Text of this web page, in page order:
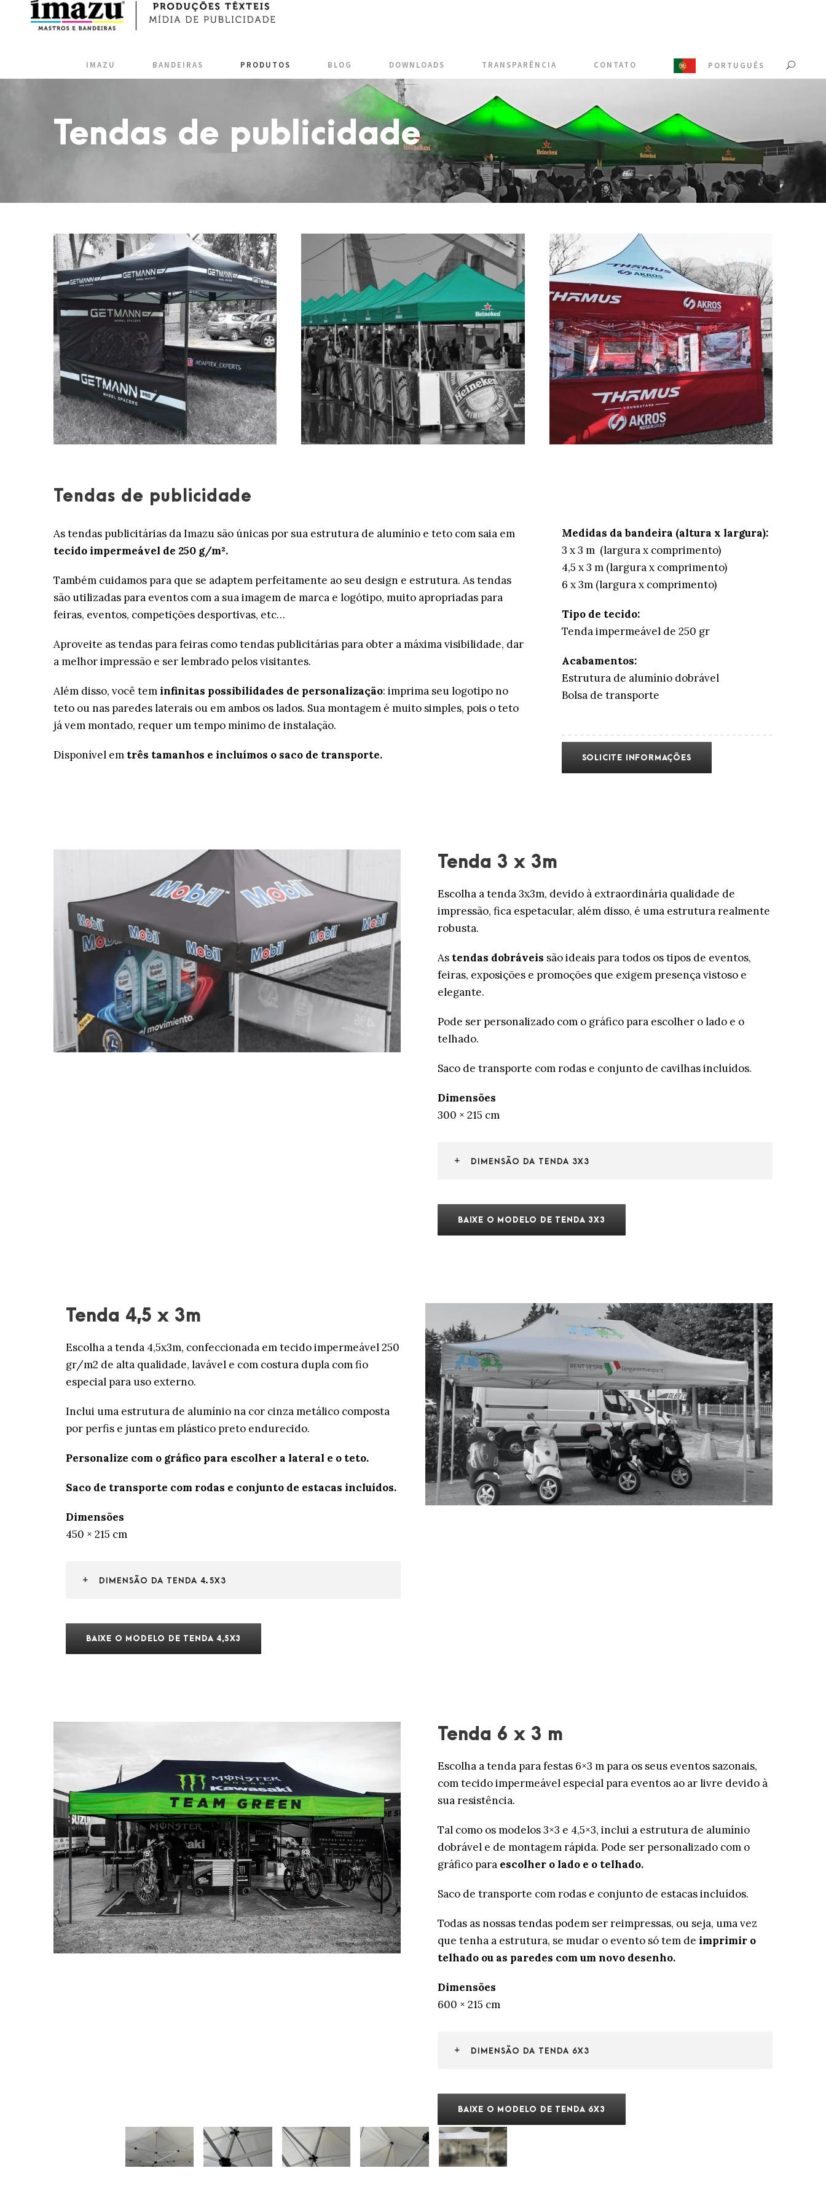
IMAZU BANDEIRAS PRODUTOS BLOG DOWNLOADS TRANSPARÊNCIA CONTATO PORTUGUÊS
Tendas de publicidade
Tendas de publicidade
As tendas publicitárias da Imazu são únicas por sua estrutura de alumínio e teto com saia em
tecido impermeável de 250 g/m².
Também cuidamos para que se adaptem perfeitamente ao seu design e estrutura. As tendas
são utilizadas para eventos com a sua imagem de marca e logótipo, muito apropriadas para
feiras, eventos, competições desportivas, etc…
Aproveite as tendas para feiras como tendas publicitárias para obter a máxima visibilidade, dar
a melhor impressão e ser lembrado pelos visitantes.
Além disso, você teminfinitas possibilidades de personalização: imprima seu logotipo no
teto ou nas paredes laterais ou em ambos os lados. Sua montagem é muito simples, pois o teto
já vem montado, requer um tempo mínimo de instalação.
Disponível em três tamanhos e incluímos o saco de transporte.
Medidas da bandeira (altura x largura):
3 x 3 m (largura x comprimento)
4,5 x 3 m (largura x comprimento)
6 x 3m (largura x comprimento)
Tipo de tecido:
Tenda impermeável de 250 gr
Acabamentos:
Estrutura de alumínio dobrável
Bolsa de transporte
SOLICITE INFORMAÇÕES
Tenda 3 x 3m
Escolha a tenda 3x3m, devido à extraordinária qualidade de
impressão, fica espetacular, além disso, é uma estrutura realmente
robusta.
As tendas dobráveis são ideais para todos os tipos de eventos,
feiras, exposições e promoções que exigem presença vistoso e
elegante.
Pode ser personalizado com o gráfico para escolher o lado e o
telhado.
Saco de transporte com rodas e conjunto de cavilhas incluídos.
Dimensões
300 × 215 cm
DIMENSÃO DA TENDA 3X3
BAIXE O MODELO DE TENDA 3X3
Tenda 4,5 x 3m
Escolha a tenda 4,5x3m, confeccionada em tecido impermeável 250
gr/m2 de alta qualidade, lavável e com costura dupla com fio
especial para uso externo.
Inclui uma estrutura de alumínio na cor cinza metálico composta
por perfis e juntas em plástico preto endurecido.
Personalize com o gráfico para escolher a lateral e o teto.
Saco de transporte com rodas e conjunto de estacas incluídos.
Dimensões
450 × 215 cm
DIMENSÃO DA TENDA 4.5X3
BAIXE O MODELO DE TENDA 4,5X3
Tenda 6 x 3 m
Escolha a tenda para festas 6×3 m para os seus eventos sazonais,
com tecido impermeável especial para eventos ao ar livre devido à
sua resistência.
Tal como os modelos 3×3 e 4,5×3, inclui a estrutura de alumínio
dobrável e de montagem rápida. Pode ser personalizado com o
gráfico para escolher o lado e o telhado.
Saco de transporte com rodas e conjunto de estacas incluídos.
Todas as nossas tendas podem ser reimpressas, ou seja, uma vez
que tenha a estrutura, se mudar o evento só tem de imprimir o
telhado ou as paredes com um novo desenho.
Dimensões
600 × 215 cm
DIMENSÃO DA TENDA 6X3
BAIXE O MODELO DE TENDA 6X3